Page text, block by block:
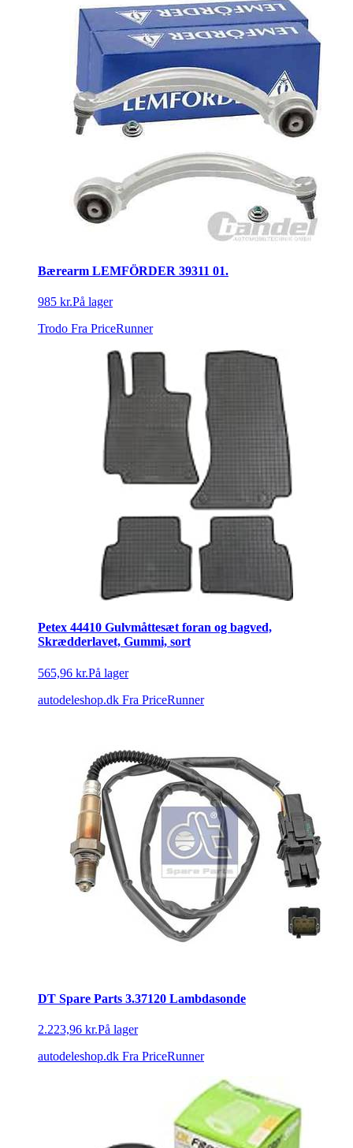
Bærearm LEMFÖRDER 39311 01.
985 kr.På lager
Trodo Fra PriceRunner
Petex 44410 Gulvmåttesæt foran og bagved,
Skrædderlavet, Gummi, sort
565,96 kr.På lager
autodeleshop.dk Fra PriceRunner
DT Spare Parts 3.37120 Lambdasonde
2.223,96 kr.På lager
autodeleshop.dk Fra PriceRunner